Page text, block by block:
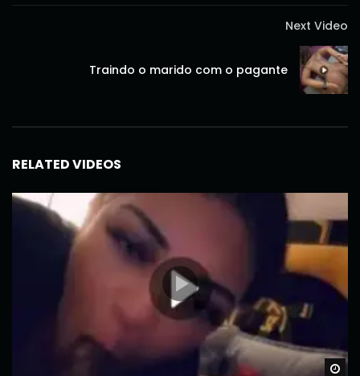
Next Video
Traindo o marido com o pagante
RELATED VIDEOS